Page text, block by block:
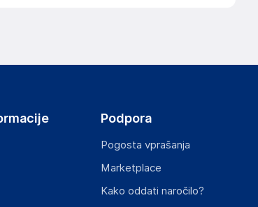
Podpora
Pogosta vprašanja
Marketplace
Kako oddati naročilo?